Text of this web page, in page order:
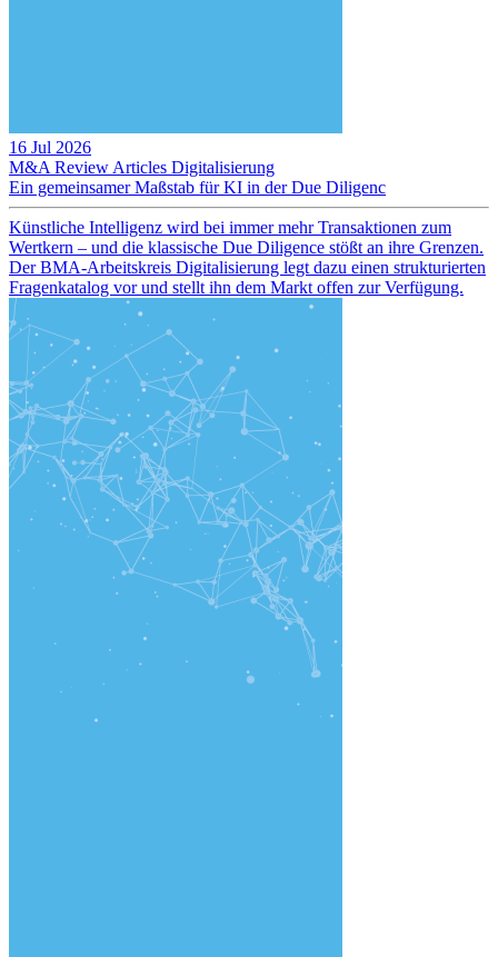
16 Jul 2026
M&A Review Articles Digitalisierung
Ein gemeinsamer Maßstab für KI in der Due Diligenc
Künstliche Intelligenz wird bei immer mehr Transaktionen zum
Wertkern – und die klassische Due Diligence stößt an ihre Grenzen.
Der BMA-Arbeitskreis Digitalisierung legt dazu einen strukturierten
Fragenkatalog vor und stellt ihn dem Markt offen zur Verfügung.